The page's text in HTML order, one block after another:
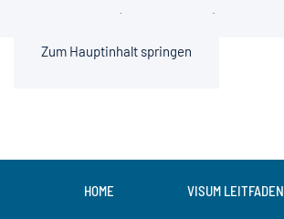
Zum Hauptinhalt springen
0211 936500-0 (Mo.-Fr. 9-13 Uhr)
HOME VISUM LEITFADEN